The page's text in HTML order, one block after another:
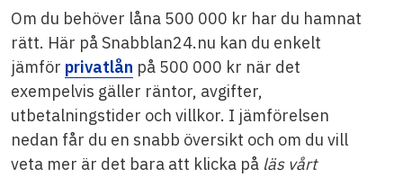
Om du behöver låna 500 000 kr har du hamnat
rätt. Här på Snabblan24.nu kan du enkelt
jämför privatlån på 500 000 kr när det
exempelvis gäller räntor, avgifter,
utbetalningstider och villkor. I jämförelsen
nedan får du en snabb översikt och om du vill
veta mer är det bara att klicka på läs vårt